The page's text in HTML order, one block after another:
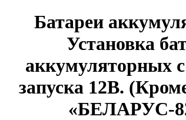
Батареи
Установка
аккумуляторных
запуска 12В.
«БЕЛАРУС-